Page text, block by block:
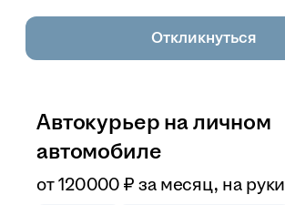
Откликнуться
Автокурьер на личном
автомобиле
от120 000 ₽ за месяц, на руки